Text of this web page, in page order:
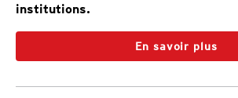
institutions.
En savoir plus